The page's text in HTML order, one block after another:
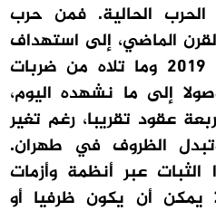
الحالية. فمن حرب
الماضي، إلى استهداف
الملاحة في الخليج عام 2019 وما تلاه من ضربات
إلى ما نشهده اليوم،
عقود تقريبا، رغم تغير
الظروف في طهران.
عبر أنظمة وأزمات
يمكن أن يكون ظرفيا أو